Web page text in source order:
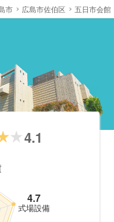
市 広島市佐伯区 五日市会館
4.1
4.7
式場設備